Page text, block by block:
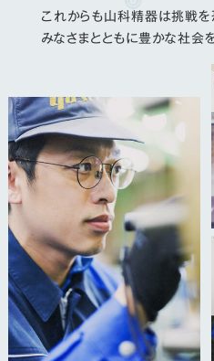
これからも山科精器は挑戦を
みなさまとともに豊かな社会